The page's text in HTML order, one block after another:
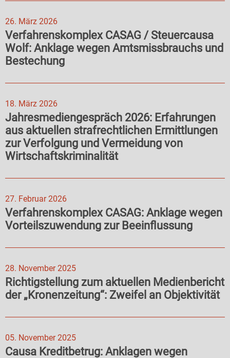
26. März 2026
Verfahrenskomplex CASAG / Steuercausa
Wolf: Anklage wegen Amtsmissbrauchs und
Bestechung
18. März 2026
Jahresmediengespräch 2026: Erfahrungen
aus aktuellen strafrechtlichen Ermittlungen
zur Verfolgung und Vermeidung von
Wirtschaftskriminalität
27. Februar 2026
Verfahrenskomplex CASAG: Anklage wegen
Vorteilszuwendung zur Beeinflussung
28. November 2025
Richtigstellung zum aktuellen Medienbericht
der „Kronenzeitung“: Zweifel an Objektivität
05. November 2025
Causa Kreditbetrug: Anklagen wegen